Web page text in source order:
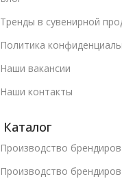
Тренды в сувенирной
Политика
Наши вакансии
Наши контакты
Каталог
Производство
Производство